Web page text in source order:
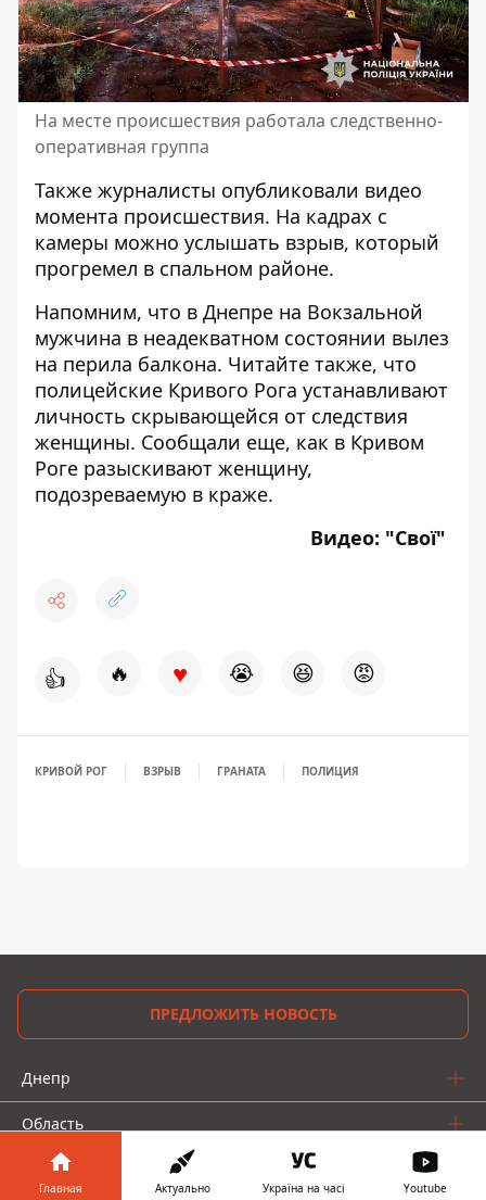
На месте происшествия работала следственно-
оперативная группа
Также журналисты опубликовали видео
момента происшествия. На кадрах с
камеры можно услышать взрыв, который
прогремел в спальном районе.
Напомним, что в Днепре на Вокзальной
мужчина в неадекватном состоянии вылез
на перила балкона. Читайте также, что
полицейские Кривого Рога устанавливают
личность скрывающейся от следствия
женщины. Сообщали еще, как в Кривом
Роге разыскивают женщину,
подозреваемую в краже.
Видео: "Свої"
👍 🔥 ♥ 😭 😆 😡
КРИВОЙ РОГ ВЗРЫВ ГРАНАТА ПОЛИЦИЯ
ПРЕДЛОЖИТЬ НОВОСТЬ
Днепр
Область
Украина
Главная Актуально Україна на часі Youtube